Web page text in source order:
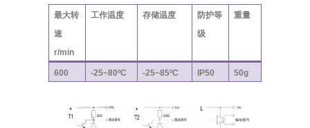
最大转
速
r/min
工作温度 存储温度
防护等
级
重量
600 -25~80ºC -25~85ºC IP50 50g